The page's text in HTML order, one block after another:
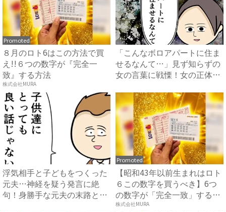
Promoted
８月のロト6はこの方法で買
え!!６つの数字が『完全一
致』する方法
株式会社MURA
「こんなボロアパートに住ま
せるなんて…」見ず知らずの
女の言葉に戦慄！女の正体
浮気相手と子どもをつくった
元夫…神経を疑う発言に絶
句！身勝手な元夫の末路と
Promoted
【昭和43年以前生まれはロト
６この数字を買うべき】6つ
の数字が「完全一致」する
方...
株式会社MURA